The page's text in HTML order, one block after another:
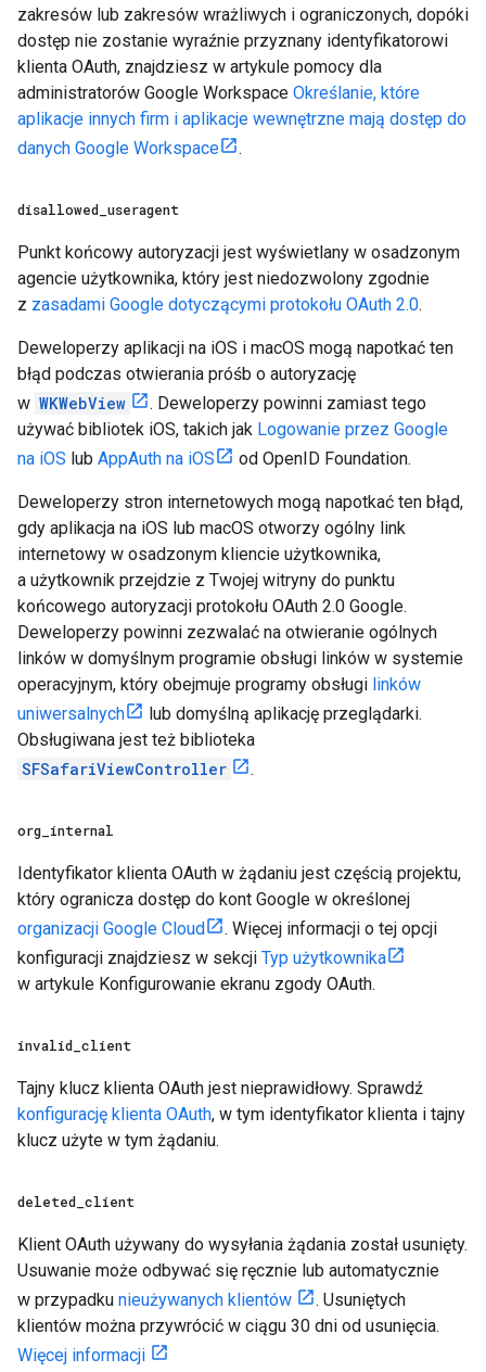
zakresów lub zakresów wrażliwych i ograniczonych, dopóki
dostęp nie zostanie wyraźnie przyznany identyfikatorowi
klienta OAuth, znajdziesz w artykule pomocy dla
administratorów Google Workspace Określanie, które
aplikacje innych firm i aplikacje wewnętrzne mają dostęp do
danych Google Workspace
.
disallowed useragent
Punkt końcowy autoryzacji jest wyświetlany w osadzonym
agencie użytkownika, który jest niedozwolony zgodnie
z zasadami Google dotyczącymi protokołu OAuth 2.0.
Deweloperzy aplikacji na iOS i macOS mogą napotkać ten
błąd podczas otwierania próśb o autoryzację
w WKWebView
. Deweloperzy powinni zamiast tego
używać bibliotek iOS, takich jak Logowanie przez Google
na iOS lub AppAuth na iOS od OpenID Foundation.
Deweloperzy stron internetowych mogą napotkać ten błąd,
gdy aplikacja na iOS lub macOS otworzy ogólny link
internetowy w osadzonym kliencie użytkownika,
a użytkownik przejdzie z Twojej witryny do punktu
końcowego autoryzacji protokołu OAuth 2.0 Google.
Deweloperzy powinni zezwalać na otwieranie ogólnych
linków w domyślnym programie obsługi linków w systemie
operacyjnym, który obejmuje programy obsługi linków
uniwersalnych
lub domyślną aplikację przeglądarki.
Obsługiwana jest też biblioteka
SFSafariViewController
.
org internal
Identyfikator klienta OAuth w żądaniu jest częścią projektu,
który ogranicza dostęp do kont Google w określonej
organizacji Google Cloud
. Więcej informacji o tej opcji
konfiguracji znajdziesz w sekcji Typ użytkownika
w artykule Konfigurowanie ekranu zgody OAuth.
invalid client
Tajny klucz klienta OAuth jest nieprawidłowy. Sprawdź
konfigurację klienta OAuth, w tym identyfikator klienta i tajny
klucz użyte w tym żądaniu.
deleted client
Klient OAuth używany do wysyłania żądania został usunięty.
Usuwanie może odbywać się ręcznie lub automatycznie
w przypadku nieużywanych klientów
. Usuniętych
klientów można przywrócić w ciągu 30 dni od usunięcia.
Więcej informacji